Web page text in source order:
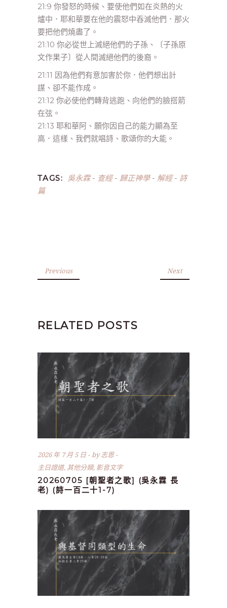
21:9 你發怒的時候、要使他們如在炎熱的火
爐中．耶和華要在他的震怒中吞滅他們．那火
要把他們燒盡了。
21:10 你必從世上滅絕他們的子孫、〔子孫原
文作果子〕從人間滅絕他們的後裔。
21:11 因為他們有意加害於你．他們想出計
謀、卻不能作成。
21:12 你必使他們轉背逃跑、向他們的臉搭箭
在弦。
21:13 耶和華阿、願你因自己的能力顯為至
高．這樣、我們就唱詩、歌頌你的大能。
TAGS: 吳永霖- 查經- 歸正神學- 解經- 詩
篇
Previous Next
RELATED POSTS
2026 年 7 月 5 日 by志恩
主日證道, 其他分類, 影音文字
20260705 [朝聖者之歌] (吳永霖 長
老) (詩一百二十1-7)